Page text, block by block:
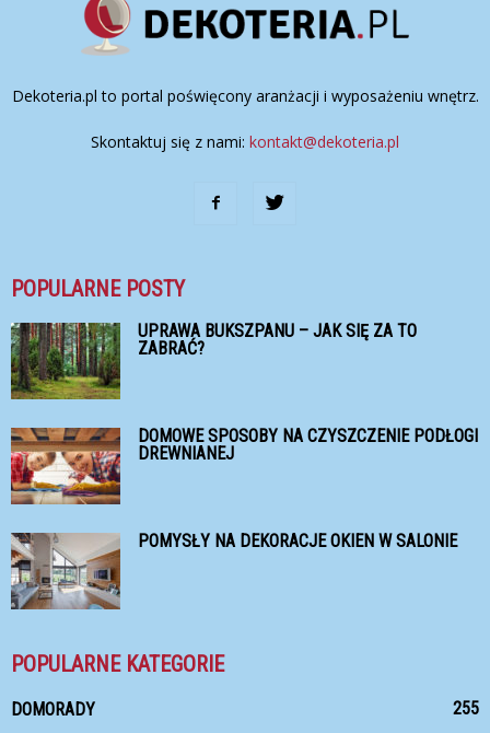
Dekoteria.pl to portal poświęcony aranżacji i wyposażeniu wnętrz.
Skontaktuj się z nami: kontakt@dekoteria.pl
POPULARNE POSTY
UPRAWA BUKSZPANU – JAK SIĘ ZA TO
ZABRAĆ?
DOMOWE SPOSOBY NA CZYSZCZENIE PODŁOGI
DREWNIANEJ
POMYSŁY NA DEKORACJE OKIEN W SALONIE
POPULARNE KATEGORIE
DOMORADY
255